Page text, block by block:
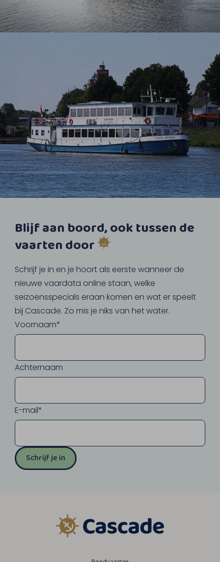
Blijf aan boord, ook tussen de
vaarten door
Schrijf je in en je hoort als eerste wanneer de
nieuwe vaardata online staan, welke
seizoensspecials eraan komen en wat er speelt
bij Cascade. Zo mis je niks van het water.
Voornaam*
Achternaam
E-mail*
Schrijf je in